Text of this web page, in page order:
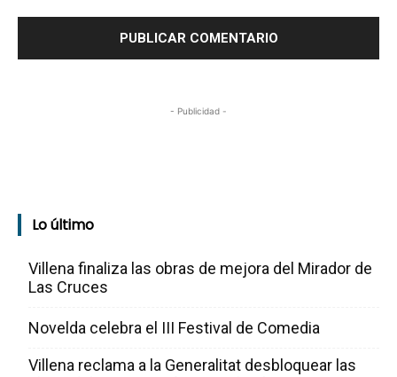
- Publicidad -
Lo último
Villena finaliza las obras de mejora del Mirador de
Las Cruces
Novelda celebra el III Festival de Comedia
Villena reclama a la Generalitat desbloquear las